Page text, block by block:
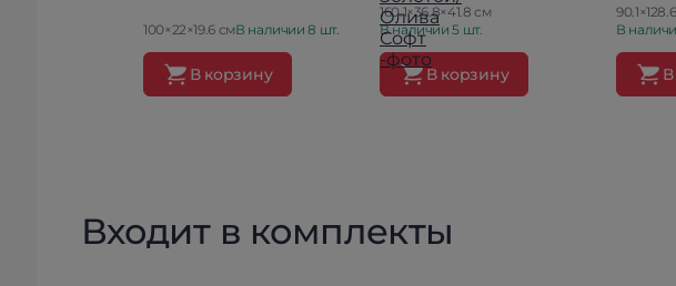
100×22×19.6 смВ наличии 8 шт.
В корзину
160.1×36.8×41.8 см
В наличии 5 шт.
В корзину
В
Входит в комплекты